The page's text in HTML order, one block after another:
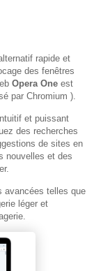
rapide et
des fenêtres
Opera One est
par Chromium ).
et puissant
des recherches
de sites en
nouvelles et des
avancées telles que
léger et